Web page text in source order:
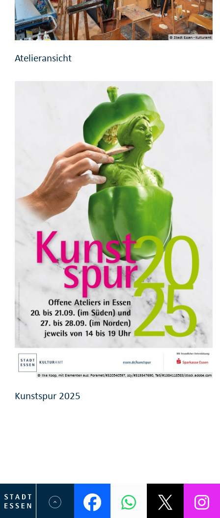
© Stadt Essen - Kulturamt
Atelieransicht
© Ilke Koop, mit Elementen aus: Poramet/#320540597, zcy/#319347690, Tati/#1384118583/stock.adobe.com
Kunstspur 2025